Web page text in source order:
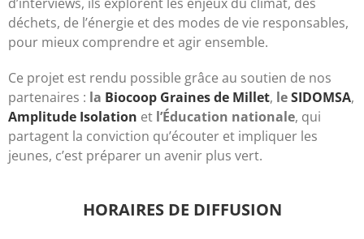
déchets, de l’énergie et des modes de vie responsables,
pour mieux comprendre et agir ensemble.
Ce projet est rendu possible grâce au soutien de nos
partenaires : la Biocoop Graines de Millet, leSIDOMSA,
Amplitude Isolation et l’Éducation nationale, qui
partagent la conviction qu’écouter et impliquer les
jeunes, c’est préparer un avenir plus vert.
HORAIRES DE DIFFUSION